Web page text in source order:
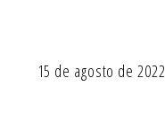
15 de agosto de 2022